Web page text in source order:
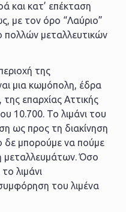
και κατ’ επέκταση
με τον όρο “Λαύριο”
μεταλλευτικών
της
μια κωμόπολη, έδρα
επαρχίας Αττικής
10.700. Το λιμάνι του
ως προς τη διακίνηση
μπορούμε να πούμε
μεταλλευμάτων. Όσο
λιμάνι
του λιμένα